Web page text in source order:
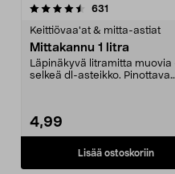
631
Keittiövaa'at & mitta-astiat
Mittakannu 1 litra
Läpinäkyvä litramitta muovia
selkeä dl-asteikko. Pinottava
4,99
Lisää ostoskoriin